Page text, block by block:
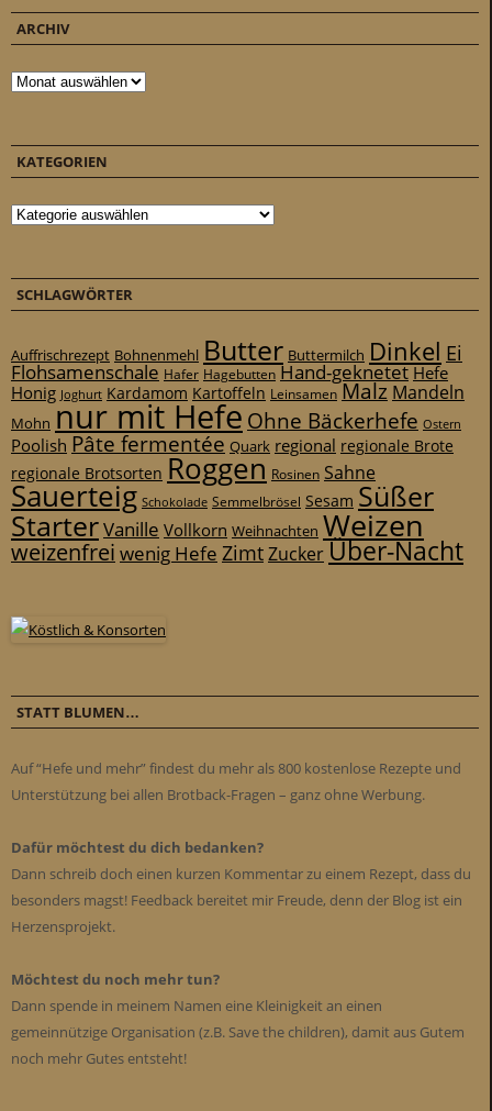
ARCHIV
Archiv
KATEGORIEN
Kategorien
SCHLAGWÖRTER
Auffrischrezept Bohnenmehl Butter Buttermilch Dinkel Ei
Flohsamenschale Hafer Hagebutten Hand-geknetet Hefe
Honig Joghurt Kardamom Kartoffeln Leinsamen Malz Mandeln
Mohn nur mit Hefe Ohne Bäckerhefe Ostern
Poolish Pâte fermentée Quark regional regionale Brote
regionale Brotsorten Roggen Rosinen Sahne
Sauerteig Schokolade Semmelbrösel Sesam Süßer
StarterVanille Vollkorn Weihnachten Weizen
weizenfrei wenig Hefe ZimtZuckerÜber-Nacht
STATT BLUMEN…
Auf “Hefe und mehr” findest du mehr als 800 kostenlose Rezepte und
Unterstützung bei allen Brotback-Fragen – ganz ohne Werbung.
Dafür möchtest du dich bedanken?
Dann schreib doch einen kurzen Kommentar zu einem Rezept, dass du
besonders magst! Feedback bereitet mir Freude, denn der Blog ist ein
Herzensprojekt.
Möchtest du noch mehr tun?
Dann spende in meinem Namen eine Kleinigkeit an einen
gemeinnützige Organisation (z.B. Save the children), damit aus Gutem
noch mehr Gutes entsteht!